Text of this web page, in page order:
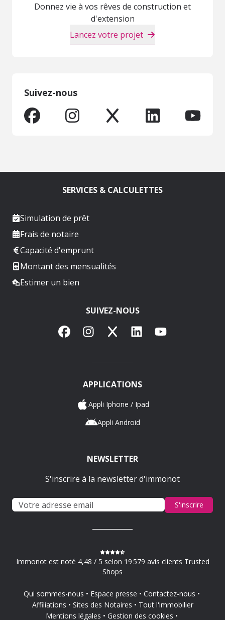
Donnez vie à vos rêves de construction et
d'extension
Lancez votre projet
Suivez-nous
SERVICES & CALCULETTES
Simulation de prêt
Frais de notaire
Capacité d'emprunt
Montant des mensualités
Estimer un bien
SUIVEZ-NOUS
FacebookInstagram
X LinkedInYouTube
APPLICATIONS
Appli Iphone / Ipad
Appli Android
NEWSLETTER
S'inscrire à la newsletter d'immonot
S'inscrire
Immonot est noté 4,48 / 5 selon 19 579 avis clients Trusted
Shops
Qui sommes-nous Espace presse
Contactez-nous
Affiliations
Sites des Notaires
Tout l'immobilier
Mentions légales
Gestion des cookies